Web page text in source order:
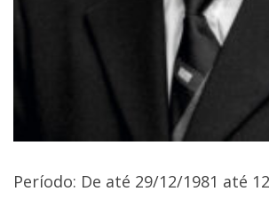
Período: De até 29/12/1981 até